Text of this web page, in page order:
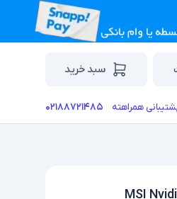
سبد خرید
همراهته ۰۲۱۸۸۷۲۱۴۸۵